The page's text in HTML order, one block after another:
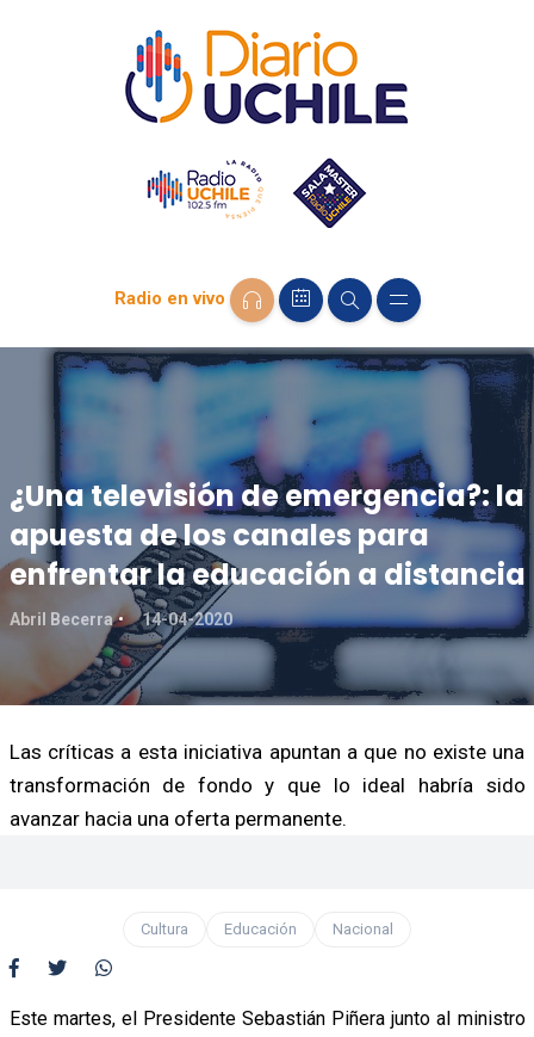
Radio en vivo
¿Una televisión de emergencia?: la
apuesta de los canales para
enfrentar la educación a distancia
Abril Becerra 14-04-2020
Las críticas a esta iniciativa apuntan a que no existe una
transformación de fondo y que lo ideal habría sido
avanzar hacia una oferta permanente.
Cultura Educación Nacional
Este martes, el Presidente Sebastián Piñera junto al ministro